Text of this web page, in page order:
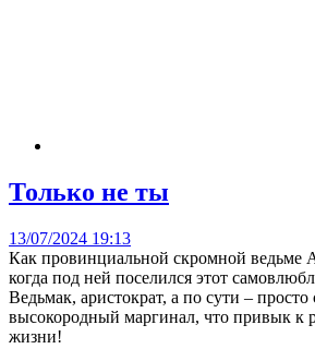
Только не ты
13/07/2024 19:13
Как провинциальной скромной ведьме
когда под ней поселился этот
Ведьмак, аристократ, а по сути –
высокородный маргинал, что привык к
жизни!